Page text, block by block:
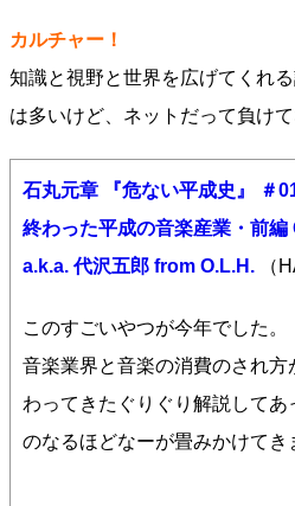
カルチャー！
知識と視野と世界を広げてくれ
は多いけど、ネットだって負けて
石丸元章 『危ない平成史』 ＃
終わった平成の音楽産業・前
a.k.a. 代沢五郎 from O.L.H. （
このすごいやつが今年でした。
音楽業界と音楽の消費のされ
わってきたぐりぐり解説して
のなるほどなーが畳みかけてき